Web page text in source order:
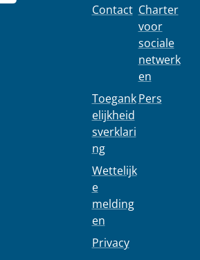
Contact
Toegank
elijkheid
sverklari
ng
Wettelijk
e
melding
en
Privacy
Charter
voor
sociale
netwerk
en
Pers